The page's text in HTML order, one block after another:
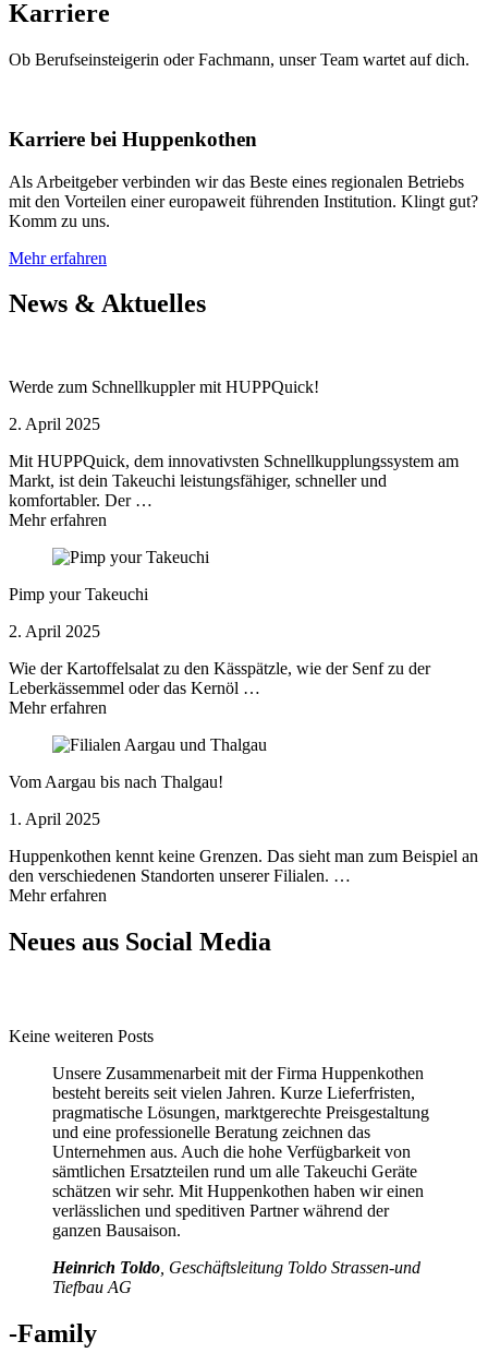
Karriere
Ob Berufseinsteigerin oder Fachmann, unser Team wartet auf dich.
Karriere bei Huppenkothen
Als Arbeitgeber verbinden wir das Beste eines regionalen Betriebs
mit den Vorteilen einer europaweit führenden Institution. Klingt gut?
Komm zu uns.
Mehr erfahren
News & Aktuelles
Werde zum Schnellkuppler mit HUPPQuick!
2. April 2025
Mit HUPPQuick, dem innovativsten Schnell­kupplungs­system am
Markt, ist dein Takeuchi leistungsfähiger, schneller und
komfortabler. Der …
Mehr erfahren
Pimp your Takeuchi
2. April 2025
Wie der Kartoffelsalat zu den Kässpätzle, wie der Senf zu der
Leberkässemmel oder das Kernöl …
Mehr erfahren
Vom Aargau bis nach Thalgau!
1. April 2025
Huppenkothen kennt keine Grenzen. Das sieht man zum Beispiel an
den verschiedenen Standorten unserer Filialen. …
Mehr erfahren
Neues aus Social Media
Keine weiteren Posts
Unsere Zusammenarbeit mit der Firma Huppenkothen
besteht bereits seit vielen Jahren. Kurze Lieferfristen,
pragmatische Lösungen, marktgerechte Preisgestaltung
und eine professionelle Beratung zeichnen das
Unternehmen aus. Auch die hohe Verfügbarkeit von
sämtlichen Ersatzteilen rund um alle Takeuchi Geräte
schätzen wir sehr. Mit Huppenkothen haben wir einen
verlässlichen und speditiven Partner während der
ganzen Bausaison.
Heinrich Toldo , Geschäftsleitung Toldo Strassen-und
Tiefbau AG
-Family